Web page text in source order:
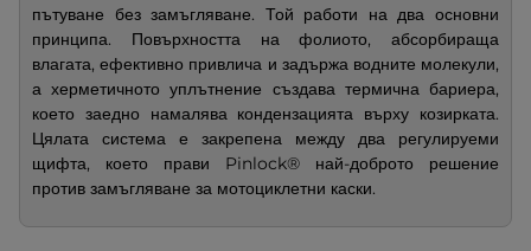
пътуване без замъгляване. Той работи на два основни
принципа. Повърхността на фолиото, абсорбираща
влагата, ефективно привлича и задържа водните молекули,
а херметичното уплътнение създава термична бариера,
което заедно намалява кондензацията върху козирката.
Цялата система е закрепена между два регулируеми
щифта, което прави Pinlock® най-доброто решение
против замъгляване за мотоциклетни каски.